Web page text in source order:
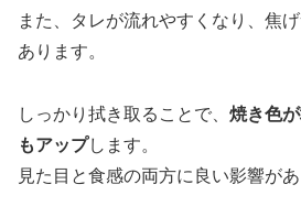
また、タレが流れやすくなり、焦
あります。
しっかり拭き取ることで、 焼き色
もアップします。
見た目と食感の両方に良い影響があ